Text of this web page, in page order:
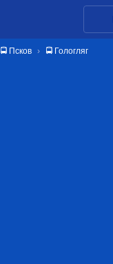
🚍 Псков 🚍 Гологляг